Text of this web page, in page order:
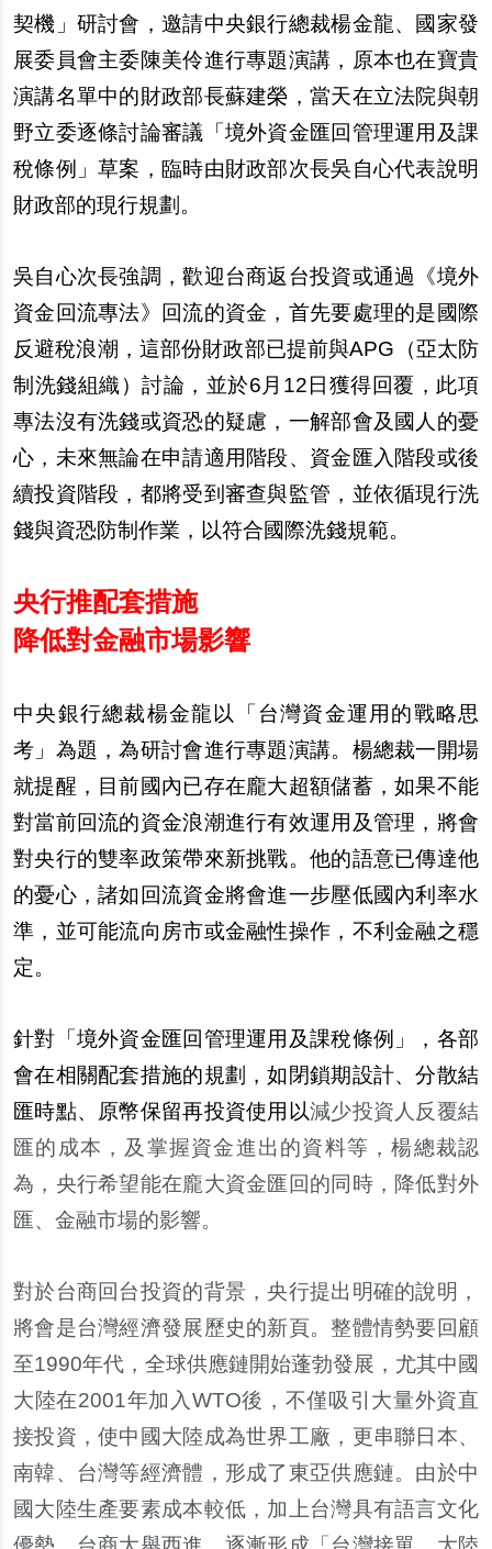
契機」研討會，邀請中央銀行總裁楊金龍、國家發
展委員會主委陳美伶進行專題演講，原本也在寶貴
演講名單中的財政部長蘇建榮，當天在立法院與朝
野立委逐條討論審議「境外資金匯回管理運用及課
稅條例」草案，臨時由財政部次長吳自心代表說明
財政部的現行規劃。
吳自心次長強調，歡迎台商返台投資或通過《境外
資金回流專法》回流的資金，首先要處理的是國際
反避稅浪潮，這部份財政部已提前與APG（亞太防
制洗錢組織）討論，並於6月12日獲得回覆，此項
專法沒有洗錢或資恐的疑慮，一解部會及國人的憂
心，未來無論在申請適用階段、資金匯入階段或後
續投資階段，都將受到審查與監管，並依循現行洗
錢與資恐防制作業，以符合國際洗錢規範。
央行推配套措施
降低對金融市場影響
中央銀行總裁楊金龍以「台灣資金運用的戰略思
考」為題，為研討會進行專題演講。楊總裁一開場
就提醒，目前國內已存在龐大超額儲蓄，如果不能
對當前回流的資金浪潮進行有效運用及管理，將會
對央行的雙率政策帶來新挑戰。他的語意已傳達他
的憂心，諸如回流資金將會進一步壓低國內利率水
準，並可能流向房市或金融性操作，不利金融之穩
定。
針對「境外資金匯回管理運用及課稅條例」，各部
會在相關配套措施的規劃，如閉鎖期設計、分散結
匯時點、原幣保留再投資使用以減少投資人反覆結
匯的成本，及掌握資金進出的資料等，楊總裁認
為，央行希望能在龐大資金匯回的同時，降低對外
匯、金融市場的影響。
對於台商回台投資的背景，央行提出明確的說明，
將會是台灣經濟發展歷史的新頁。整體情勢要回顧
至1990年代，全球供應鏈開始蓬勃發展，尤其中國
大陸在2001年加入WTO後，不僅吸引大量外資直
接投資，使中國大陸成為世界工廠，更串聯日本、
南韓、台灣等經濟體，形成了東亞供應鏈。由於中
國大陸生產要素成本較低，加上台灣具有語言文化